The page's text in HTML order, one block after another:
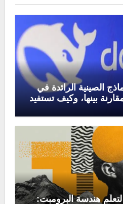
الصينية الرائدة في
بينها، وكيف تستفيد
هندسة البرومبت: